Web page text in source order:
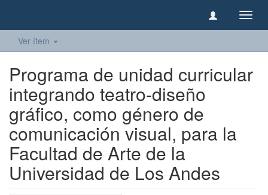
Ver ítem
Programa de unidad curricular
integrando teatro-diseño
gráfico, como género de
comunicación visual, para la
Facultad de Arte de la
Universidad de Los Andes